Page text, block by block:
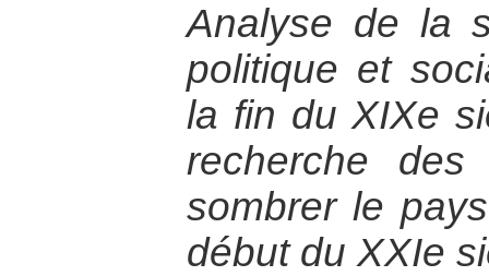
Analyse de la
politique et
la fin du XIXe
recherche
sombrer le
début du XXIe